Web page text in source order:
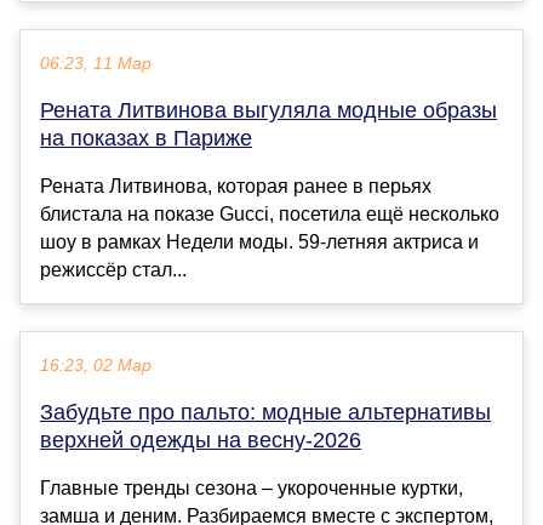
06:23, 11 Мар
Рената Литвинова выгуляла модные образы
на показах в Париже
Рената Литвинова, которая ранее в перьях
блистала на показе Gucci, посетила ещё несколько
шоу в рамках Недели моды. 59-летняя актриса и
режиссёр стал...
16:23, 02 Мар
Забудьте про пальто: модные альтернативы
верхней одежды на весну-2026
Главные тренды сезона – укороченные куртки,
замша и деним. Разбираемся вместе с экспертом,